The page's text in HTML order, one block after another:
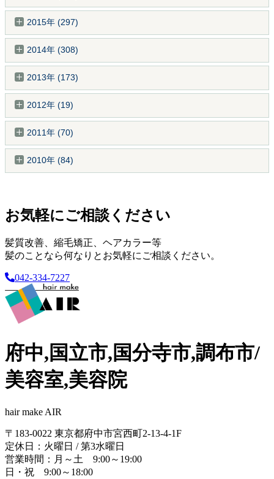
2015年 (297)
2014年 (308)
2013年 (173)
2012年 (19)
2011年 (70)
2010年 (84)
お気軽にご相談ください
髪質改善、縮毛矯正、ヘアカラー等
髪のことなら何なりとお気軽にご相談ください。
042-334-7227
府中,国立市,国分寺市,調布市/
美容室,美容院
hair make AIR
〒183-0022 東京都府中市宮西町2-13-4-1F
定休日：火曜日 / 第3水曜日
営業時間：月～土 9:00～19:00
日・祝 9:00～18:00